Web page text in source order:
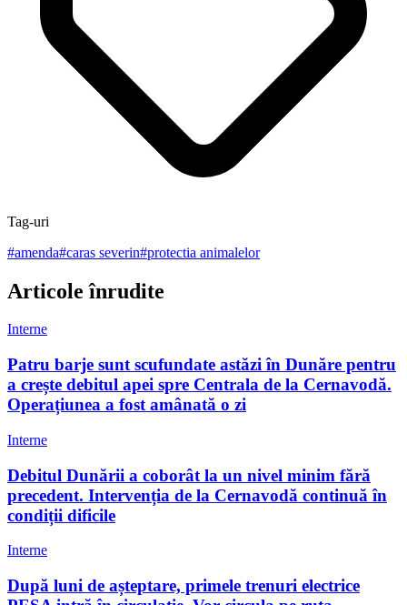
Tag-uri
#amenda#caras severin#protectia animalelor
Articole înrudite
Interne
Patru barje sunt scufundate astăzi în Dunăre pentru
a crește debitul apei spre Centrala de la Cernavodă.
Operațiunea a fost amânată o zi
Interne
Debitul Dunării a coborât la un nivel minim fără
precedent. Intervenția de la Cernavodă continuă în
condiții dificile
Interne
După luni de așteptare, primele trenuri electrice